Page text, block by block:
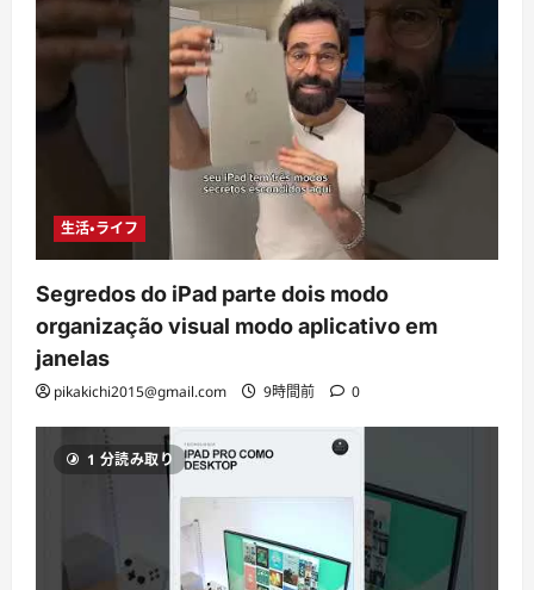
生活・ライフ
Segredos do iPad parte dois modo
organização visual modo aplicativo em
janelas
pikakichi2015@gmail.com 9時間前 0
1 分読み取り